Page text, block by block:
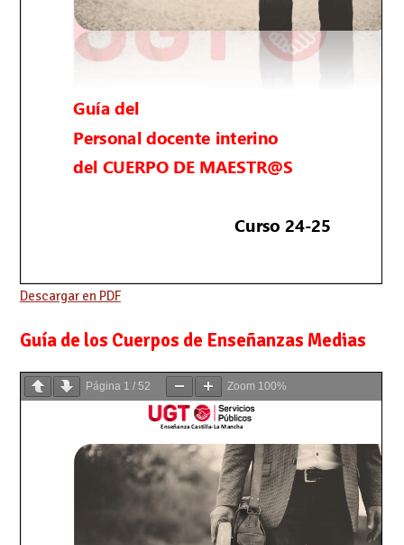
Descargar en PDF
Guía de los Cuerpos de Enseñanzas Medias
Página 1 / 52 Zoom 100%